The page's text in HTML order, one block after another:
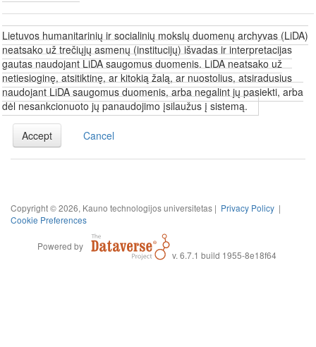
Lietuvos humanitarinių ir socialinių mokslų duomenų archyvas (LiDA)
neatsako už trečiųjų asmenų (institucijų) išvadas ir interpretacijas
gautas naudojant LiDA saugomus duomenis. LiDA neatsako už
netiesioginę, atsitiktinę, ar kitokią žalą, ar nuostolius, atsiradusius
naudojant LiDA saugomus duomenis, arba negalint jų pasiekti, arba
dėl nesankcionuoto jų panaudojimo įsilaužus į sistemą.
Accept Cancel
Copyright © 2026, Kauno technologijos universitetas | Privacy Policy |
Cookie Preferences
Powered by
v. 6.7.1 build 1955-8e18f64